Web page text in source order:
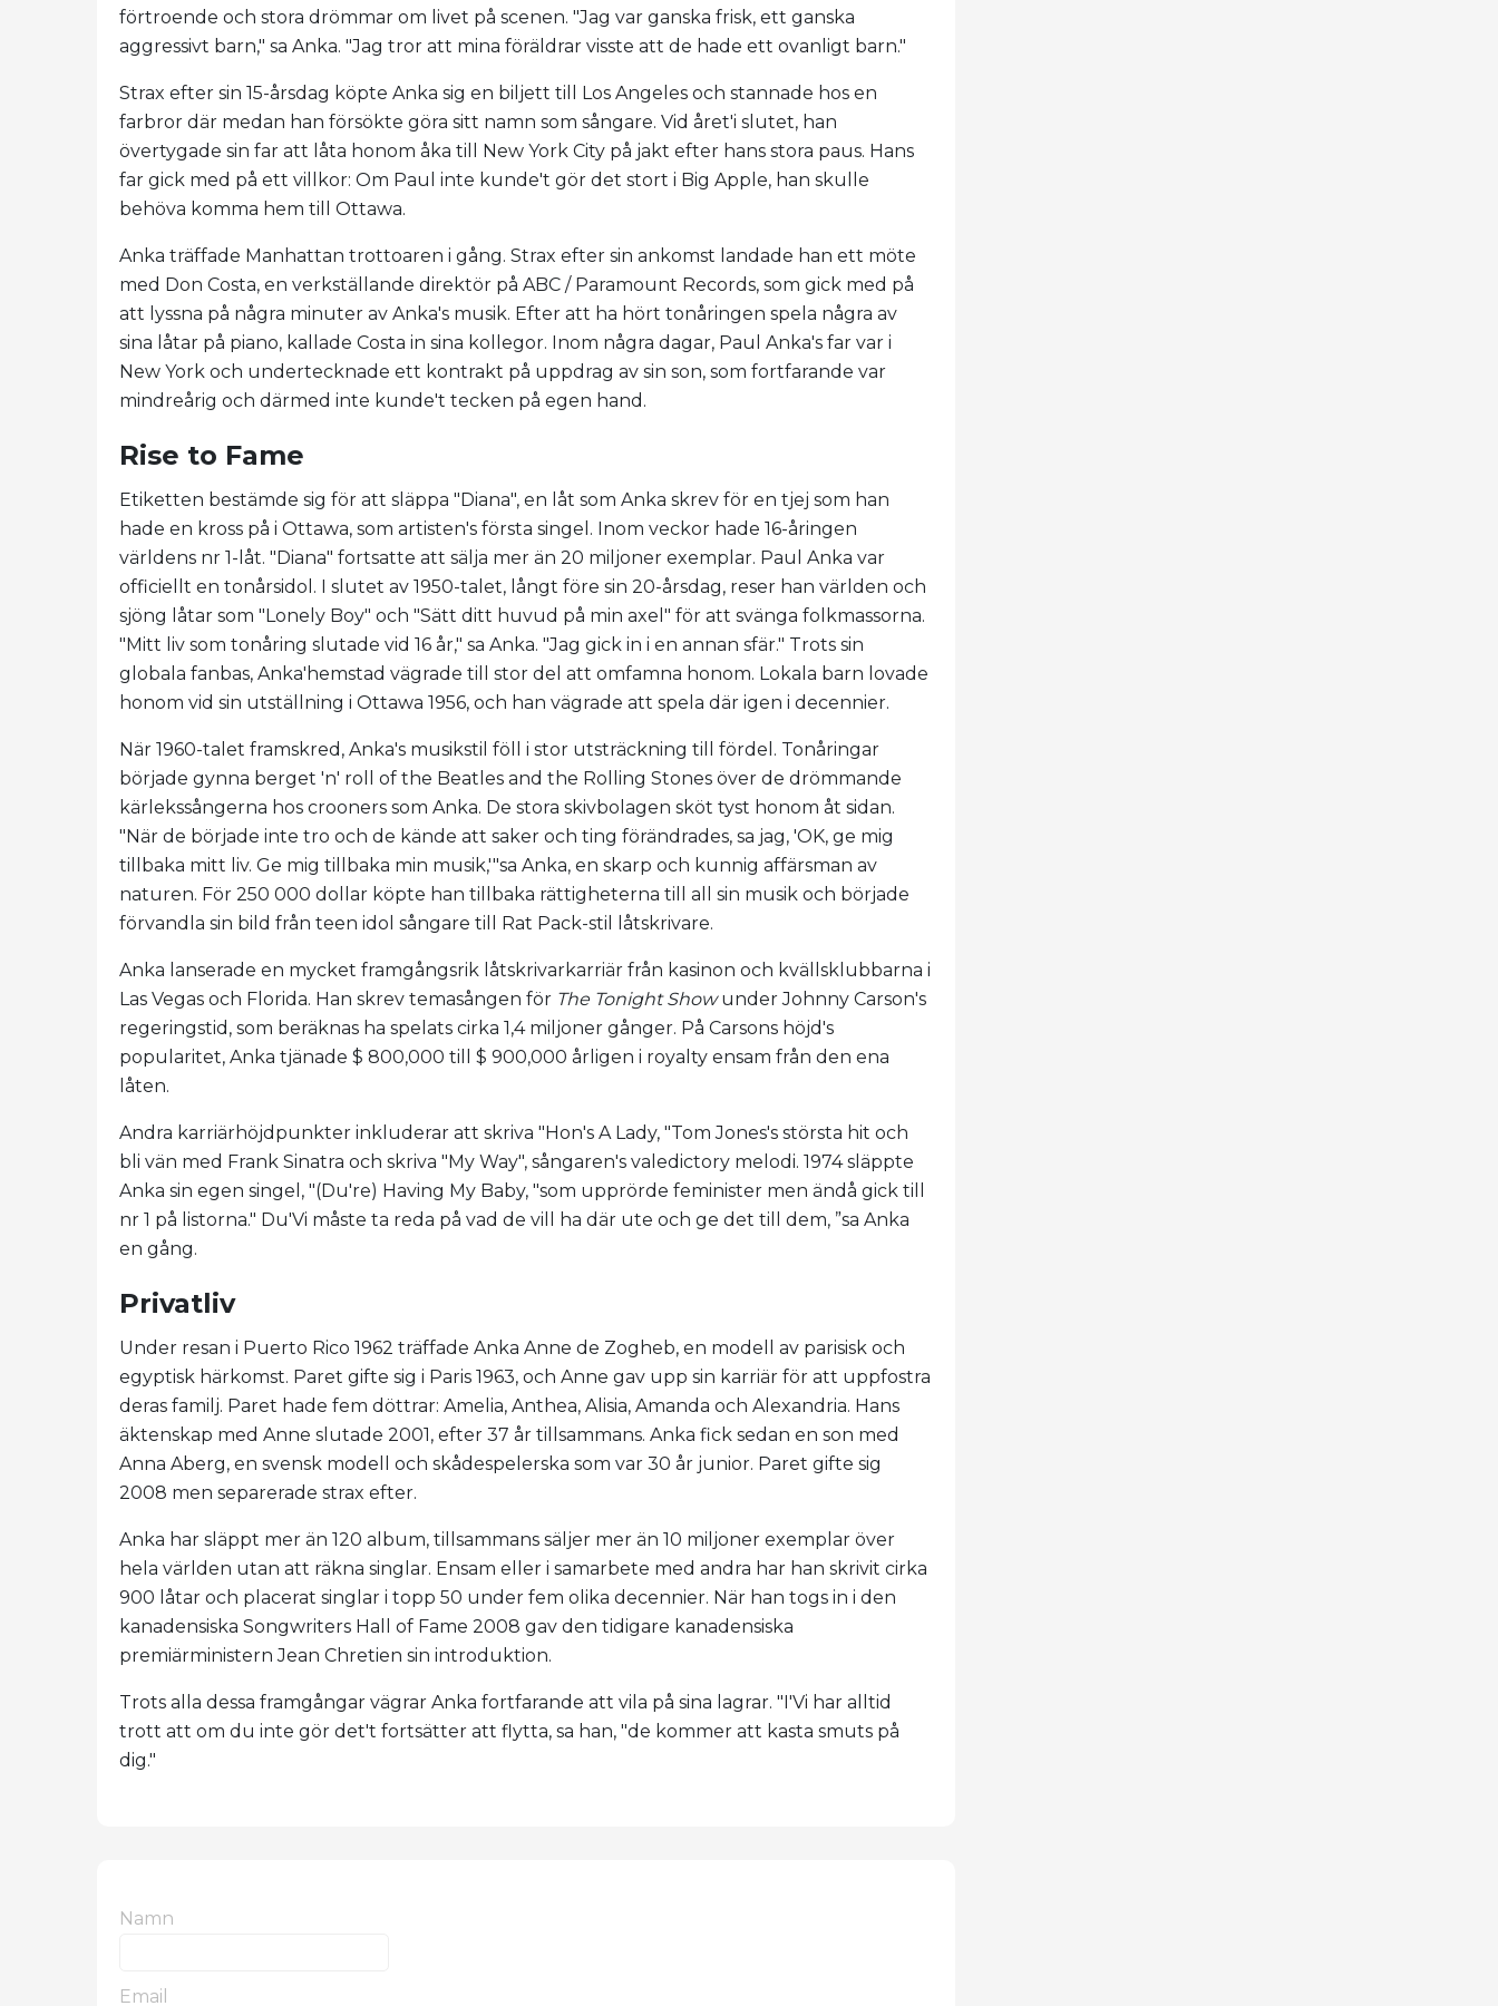
förtroende och stora drömmar om livet på scenen. "Jag var ganska frisk, ett ganska
aggressivt barn," sa Anka. "Jag tror att mina föräldrar visste att de hade ett ovanligt barn."
Strax efter sin 15-årsdag köpte Anka sig en biljett till Los Angeles och stannade hos en
farbror där medan han försökte göra sitt namn som sångare. Vid året'i slutet, han
övertygade sin far att låta honom åka till New York City på jakt efter hans stora paus. Hans
far gick med på ett villkor: Om Paul inte kunde't gör det stort i Big Apple, han skulle
behöva komma hem till Ottawa.
Anka träffade Manhattan trottoaren i gång. Strax efter sin ankomst landade han ett möte
med Don Costa, en verkställande direktör på ABC / Paramount Records, som gick med på
att lyssna på några minuter av Anka's musik. Efter att ha hört tonåringen spela några av
sina låtar på piano, kallade Costa in sina kollegor. Inom några dagar, Paul Anka's far var i
New York och undertecknade ett kontrakt på uppdrag av sin son, som fortfarande var
mindreårig och därmed inte kunde't tecken på egen hand.
Rise to Fame
Etiketten bestämde sig för att släppa "Diana", en låt som Anka skrev för en tjej som han
hade en kross på i Ottawa, som artisten's första singel. Inom veckor hade 16-åringen
världens nr 1-låt. "Diana" fortsatte att sälja mer än 20 miljoner exemplar. Paul Anka var
officiellt en tonårsidol. I slutet av 1950-talet, långt före sin 20-årsdag, reser han världen och
sjöng låtar som "Lonely Boy" och "Sätt ditt huvud på min axel" för att svänga folkmassorna.
"Mitt liv som tonåring slutade vid 16 år," sa Anka. "Jag gick in i en annan sfär." Trots sin
globala fanbas, Anka'hemstad vägrade till stor del att omfamna honom. Lokala barn lovade
honom vid sin utställning i Ottawa 1956, och han vägrade att spela där igen i decennier.
När 1960-talet framskred, Anka's musikstil föll i stor utsträckning till fördel. Tonåringar
började gynna berget 'n' roll of the Beatles and the Rolling Stones över de drömmande
kärlekssångerna hos crooners som Anka. De stora skivbolagen sköt tyst honom åt sidan.
"När de började inte tro och de kände att saker och ting förändrades, sa jag, 'OK, ge mig
tillbaka mitt liv. Ge mig tillbaka min musik,'"sa Anka, en skarp och kunnig affärsman av
naturen. För 250 000 dollar köpte han tillbaka rättigheterna till all sin musik och började
förvandla sin bild från teen idol sångare till Rat Pack-stil låtskrivare.
Anka lanserade en mycket framgångsrik låtskrivarkarriär från kasinon och kvällsklubbarna i
Las Vegas och Florida. Han skrev temasången för The Tonight Showunder Johnny Carson's
regeringstid, som beräknas ha spelats cirka 1,4 miljoner gånger. På Carsons höjd's
popularitet, Anka tjänade $ 800,000 till $ 900,000 årligen i royalty ensam från den ena
låten.
Andra karriärhöjdpunkter inkluderar att skriva "Hon's A Lady, "Tom Jones's största hit och
bli vän med Frank Sinatra och skriva "My Way", sångaren's valedictory melodi. 1974 släppte
Anka sin egen singel, "(Du're) Having My Baby, "som upprörde feminister men ändå gick till
nr 1 på listorna." Du'Vi måste ta reda på vad de vill ha där ute och ge det till dem, ”sa Anka
en gång.
Privatliv
Under resan i Puerto Rico 1962 träffade Anka Anne de Zogheb, en modell av parisisk och
egyptisk härkomst. Paret gifte sig i Paris 1963, och Anne gav upp sin karriär för att uppfostra
deras familj. Paret hade fem döttrar: Amelia, Anthea, Alisia, Amanda och Alexandria. Hans
äktenskap med Anne slutade 2001, efter 37 år tillsammans. Anka fick sedan en son med
Anna Aberg, en svensk modell och skådespelerska som var 30 år junior. Paret gifte sig
2008 men separerade strax efter.
Anka har släppt mer än 120 album, tillsammans säljer mer än 10 miljoner exemplar över
hela världen utan att räkna singlar. Ensam eller i samarbete med andra har han skrivit cirka
900 låtar och placerat singlar i topp 50 under fem olika decennier. När han togs in i den
kanadensiska Songwriters Hall of Fame 2008 gav den tidigare kanadensiska
premiärministern Jean Chretien sin introduktion.
Trots alla dessa framgångar vägrar Anka fortfarande att vila på sina lagrar. "I'Vi har alltid
trott att om du inte gör det't fortsätter att flytta, sa han, "de kommer att kasta smuts på
dig."
Namn
Email